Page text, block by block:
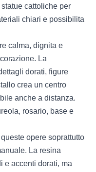
cattoliche per
chiari e possibilita
calma, dignita e
La
dorati, figure
crea un centro
anche a distanza.
rosario, base e
opere soprattutto
La resina
e accenti dorati, ma